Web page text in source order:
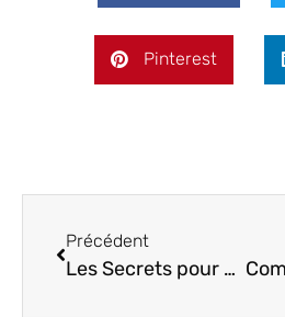
Pinterest
Précédent
Les Secrets pour Réussir une Quiche Parfaite